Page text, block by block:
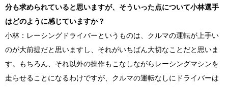
分も求められていると思いますが、そういった点について小林選手
はどのように感じていますか？
小林：レーシングドライバーというものは、クルマの運転が上手い
のが大前提だと思いますし、それがいちばん大切なことだと思いま
す。もちろん、それ以外の操作もこなしながらレーシングマシンを
走らせることになるわけですが、クルマの運転なしにドライバーは